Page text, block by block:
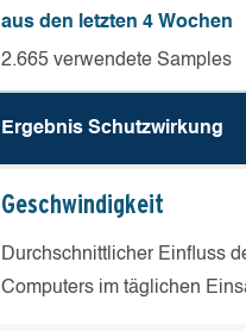
aus den letzten 4 Wochen
2.665 verwendete Samples
Ergebnis Schutz­wirkung
Geschw­indigkeit
Durchschnittlicher Einfluss
Computers im täglichen